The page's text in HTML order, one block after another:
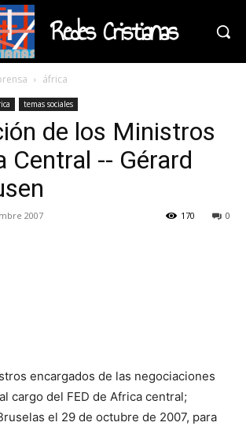
Redes Cristianas
áfrica
temas sociales
de los Ministros
Central -- Gérard
2007 0
170
encargados de las negociaciones
cargo del FED de Africa central;
el 29 de octubre de 2007, para